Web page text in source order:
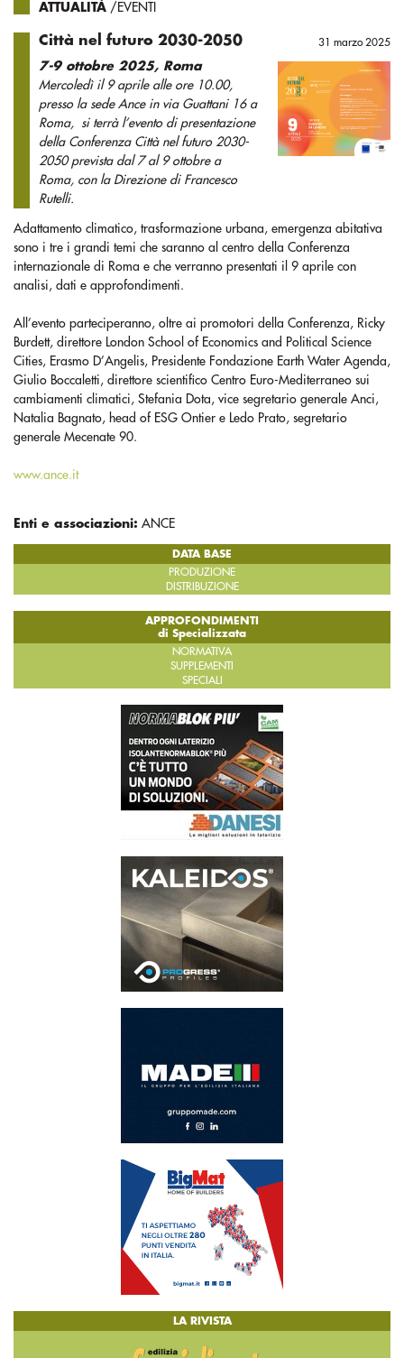
ATTUALITÀ /EVENTI
Città nel futuro 2030-2050
7-9 ottobre 2025, Roma
Mercoledì il 9 aprile alle ore 10.00,
presso la sede Ance in via Guattani 16 a
Roma, si terrà l’evento di presentazione
della Conferenza Città nel futuro 2030-
2050 prevista dal 7 al 9 ottobre a
Roma, con la Direzione di Francesco
Rutelli.
31 marzo 2025
Adattamento climatico, trasformazione urbana, emergenza abitativa
sono i tre i grandi temi che saranno al centro della Conferenza
internazionale di Roma e che verranno presentati il 9 aprile con
analisi, dati e approfondimenti.
All’evento parteciperanno, oltre ai promotori della Conferenza, Ricky
Burdett, direttore London School of Economics and Political Science
Cities, Erasmo D’Angelis, Presidente Fondazione Earth Water Agenda,
Giulio Boccaletti, direttore scientifico Centro Euro-Mediterraneo sui
cambiamenti climatici, Stefania Dota, vice segretario generale Anci,
Natalia Bagnato, head of ESG Ontier e Ledo Prato, segretario
generale Mecenate 90.
www.ance.it
Enti e associazioni: ANCE
DATA BASE
PRODUZIONE
DISTRIBUZIONE
APPROFONDIMENTI
di Specializzata
NORMATIVA
SUPPLEMENTI
SPECIALI
LA RIVISTA